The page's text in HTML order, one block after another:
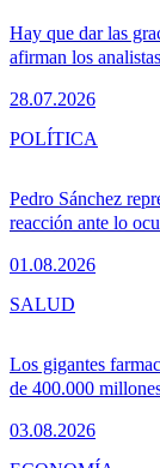
Hay que dar las
afirman los
28.07.2026
Pedro Sánchez
reacción ante lo
01.08.2026
POLÍTICA
Los gigantes
de 400.000
03.08.2026
SALUD